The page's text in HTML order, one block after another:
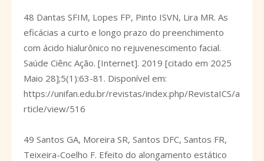
48 Dantas SFIM, Lopes FP, Pinto ISVN, Lira MR. As
eficácias a curto e longo prazo do preenchimento
com ácido hialurônico no rejuvenescimento facial.
Saúde Ciênc Ação. [Internet]. 2019 [citado em 2025
Maio 28];5(1):63-81. Disponível em:
https://unifan.edu.br/revistas/index.php/RevistaICS/a
rticle/view/516
49 Santos GA, Moreira SR, Santos DFC, Santos FR,
Teixeira-Coelho F. Efeito do alongamento estático